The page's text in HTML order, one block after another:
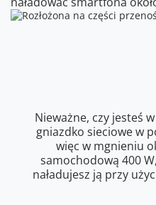
Nieważne, czy jesteś
gniazdko sieciowe w
więc w mgnieniu
samochodową 400
naładujesz ją przy